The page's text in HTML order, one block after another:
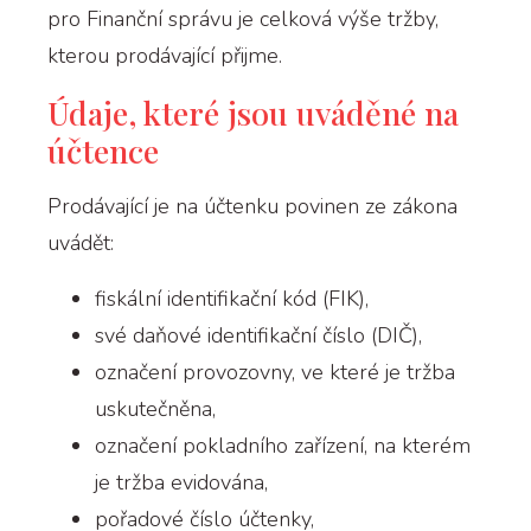
pro Finanční správu je celková výše tržby,
kterou prodávající přijme.
Údaje, které jsou uváděné na
účtence
Prodávající je na účtenku povinen ze zákona
uvádět:
fiskální identifikační kód (FIK),
své daňové identifikační číslo (DIČ),
označení provozovny, ve které je tržba
uskutečněna,
označení pokladního zařízení, na kterém
je tržba evidována,
pořadové číslo účtenky,